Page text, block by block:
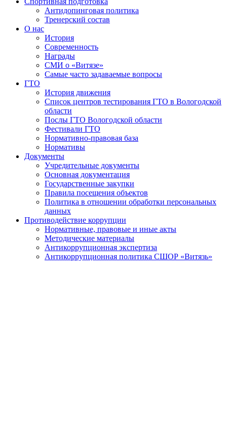
Антидопинговая политика
Тренерский состав
О нас
История
Современность
Награды
СМИ о «Витязе»
Самые часто задаваемые вопросы
ГТО
История движения
Список центров тестирования ГТО в Вологодской
области
Послы ГТО Вологодской области
Фестивали ГТО
Нормативно-правовая база
Нормативы
Документы
Учредительные документы
Основная документация
Государственные закупки
Правила посещения объектов
Политика в отношении обработки персональных
данных
Противодействие коррупции
Нормативные, правовые и иные акты
Методические материалы
Антикоррупционная экспертиза
Антикоррупционная политика СШОР «Витязь»